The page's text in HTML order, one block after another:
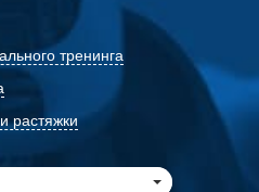
тренинга
растяжки